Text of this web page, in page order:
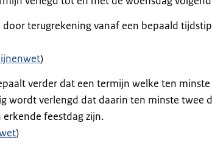
terugrekening vanaf een bepaald
)
verder dat een termijn welke ten
wordt verlengd dat daarin ten minste twee
feestdag zijn.
)